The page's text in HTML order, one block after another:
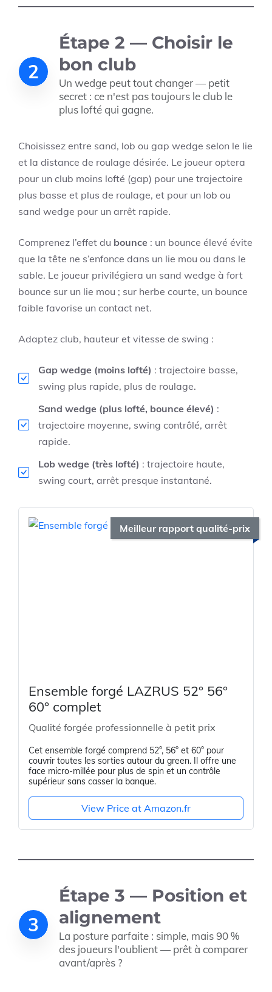
2
Étape 2 — Choisir le
bon club
Un wedge peut tout changer — petit
secret : ce n'est pas toujours le club le
plus lofté qui gagne.
Choisissez entre sand, lob ou gap wedge selon le lie
et la distance de roulage désirée. Le joueur optera
pour un club moins lofté (gap) pour une trajectoire
plus basse et plus de roulage, et pour un lob ou
sand wedge pour un arrêt rapide.
Comprenez l’effet du bounce : un bounce élevé évite
que la tête ne s’enfonce dans un lie mou ou dans le
sable. Le joueur privilégiera un sand wedge à fort
bounce sur un lie mou ; sur herbe courte, un bounce
faible favorise un contact net.
Adaptez club, hauteur et vitesse de swing :
Gap wedge (moins lofté) : trajectoire basse,
swing plus rapide, plus de roulage.
Sand wedge (plus lofté, bounce élevé) :
trajectoire moyenne, swing contrôlé, arrêt
rapide.
Lob wedge (très lofté) : trajectoire haute,
swing court, arrêt presque instantané.
Meilleur rapport qualité-prix
Ensemble forgé LAZRUS 52° 56°
60° complet
Qualité forgée professionnelle à petit prix
Cet ensemble forgé comprend 52°, 56° et 60° pour
couvrir toutes les sorties autour du green. Il offre une
face micro-millée pour plus de spin et un contrôle
supérieur sans casser la banque.
View Price at Amazon.fr
3
Étape 3 — Position et
alignement
La posture parfaite : simple, mais 90 %
des joueurs l'oublient — prêt à comparer
avant/après ?